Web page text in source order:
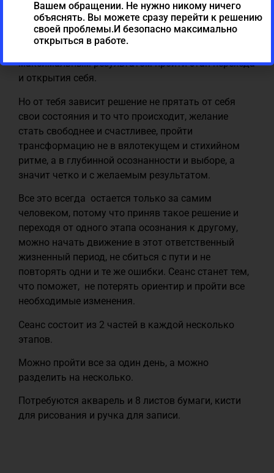
на выход в новый жизненный этап.
В видео будет полное сопровождение всего
процесса для того, чтобы более легко и с
максимальным результатом пройти этап перехода
и открытия себя.
Но от тебя зависит решение не прятать от себя
свои состояния и то что происходит, желание
стать свободнее и счастливее, пройти
трансформацию не в вялотекущем и стихийном
ритме, а в глубинной осознанности и выборе, а
значит четко и с желаемым результатом.
Все это всегда остается только за самим
человеком, потому что приняв такое решение и
переходя от одного этапа осознания к другому,
можно начать движение в этот ответственный
жизненный период, не сбиться с пути и не
повторять одни и те же ошибки. Сеанс станет тем,
что поможет, не потерять ориентир и пройти все
необходимые изменения.
Сеанс состоит из 2 частей в каждой несколько
этапов.
Можно пройти все за один день, а можно
разделить на несколько.
Потребуются акварель и 8 листов бумаги, кисти
для рисования и ручка для записи.
Вашем обращении. Не нужно никому ничего
объяснять. Вы можете сразу перейти к решению
своей проблемы.И безопасно максимально
открыться в работе.